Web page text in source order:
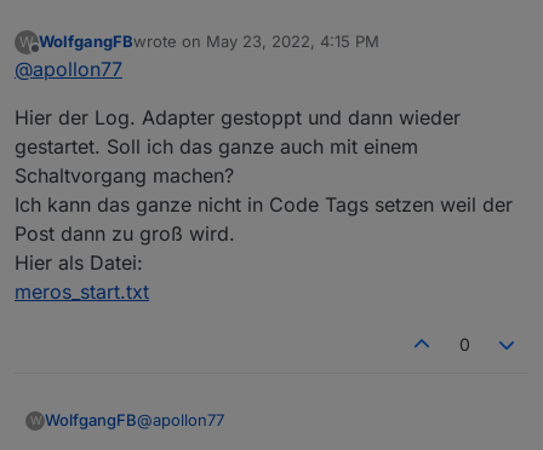
W
Offline
WolfgangFBwrote on May 23, 2022, 4:15 PM
last edited by
@apollon77
Hier der Log. Adapter gestoppt und dann wieder
gestartet. Soll ich das ganze auch mit einem
Schaltvorgang machen?
Ich kann das ganze nicht in Code Tags setzen weil der
Post dann zu groß wird.
Hier als Datei:
meros_start.txt
0
W WolfgangFB@apollon77